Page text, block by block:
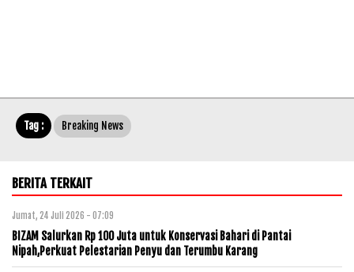
Tag : Breaking News
BERITA TERKAIT
Jumat, 24 Juli 2026 - 07:09
BIZAM Salurkan Rp 100 Juta untuk Konservasi Bahari di Pantai
Nipah,Perkuat Pelestarian Penyu dan Terumbu Karang